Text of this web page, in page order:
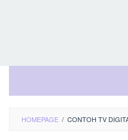
HOMEPAGE / CONTOH TV